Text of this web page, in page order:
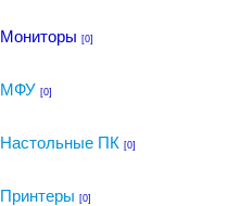
Мониторы [0]
МФУ [0]
Настольные ПК [0]
Принтеры [0]